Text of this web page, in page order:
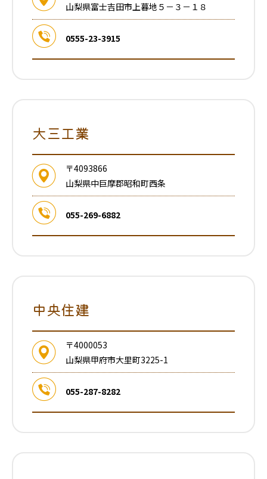
山梨県富士吉田市上暮地５－３－１８
0555-23-3915
大三工業
〒4093866
山梨県中巨摩郡昭和町西条
055-269-6882
中央住建
〒4000053
山梨県甲府市大里町3225-1
055-287-8282